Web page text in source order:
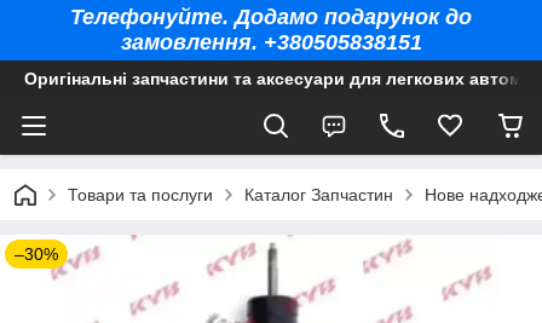
Телефонуйте. Додамо подарунок до
замовлення. +380505838151
Оригінальні запчастини та аксесуари для легкових
Товари та послуги Каталог Запчастин Нове
–30%